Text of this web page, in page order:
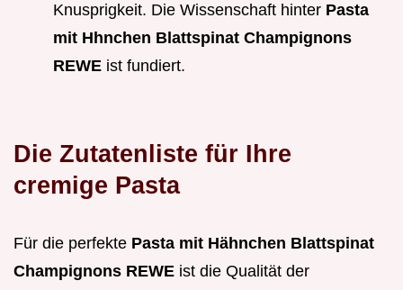
Knusprigkeit. Die Wissenschaft hinter Pasta
mit Hhnchen Blattspinat Champignons
REWE ist fundiert.
Die Zutatenliste für Ihre
cremige Pasta
Für die perfekte Pasta mit Hähnchen Blattspinat
Champignons REWE ist die Qualität der